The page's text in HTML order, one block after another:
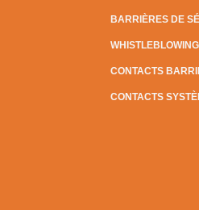
BARRIÈRES DE
WHISTLEBLOWING
CONTACTS
CONTACTS